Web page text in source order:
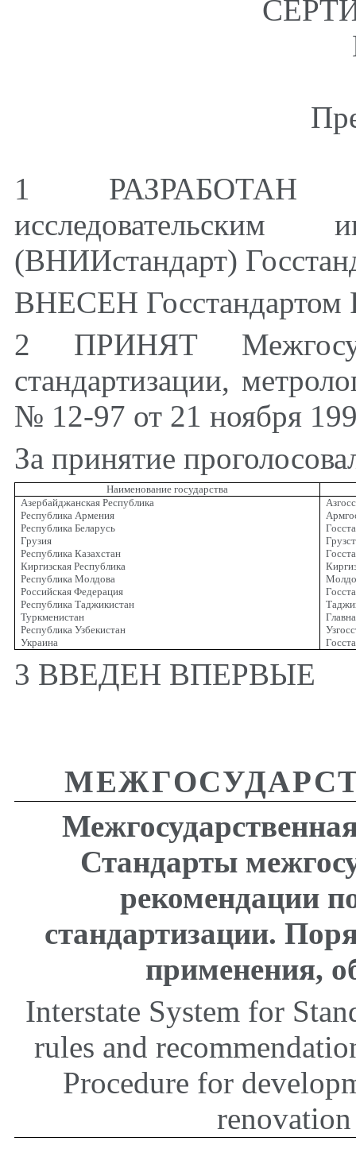
1 РАЗРАБОТАН
исследовательским
(ВНИИстандарт)
ВНЕСЕН Госстандартом
2 ПРИНЯТ
стандартизации,
№ 12-97 от 21 ноября
За принятие
Наименование государства
Азербайджанская Республика
Республика Армения
Республика Беларусь
Грузия
Республика Казахстан
Киргизская Республика
Республика Молдова
Российская Федерация
Республика Таджикистан
Туркменистан
Республика Узбекистан
Украина
3 ВВЕДЕН ВПЕРВЫЕ
Стандарты
рекомендации
стандартизации.
применения,
Interstate System for
rules and
Procedure for